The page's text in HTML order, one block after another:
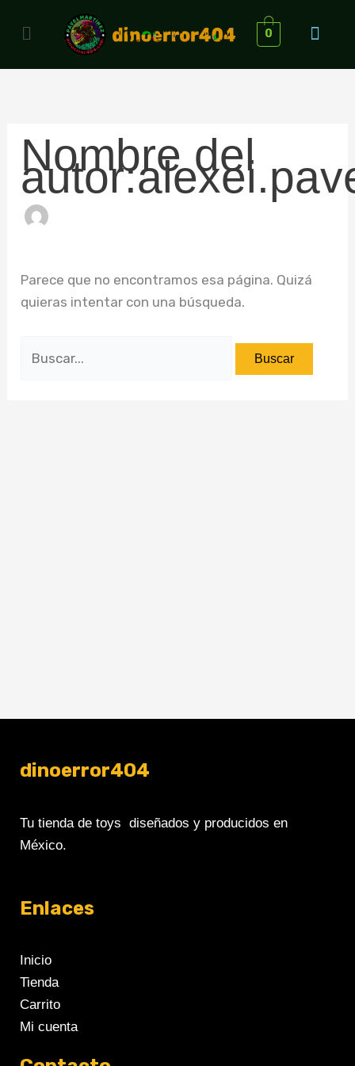
Menú 0
Nombre del
Parece que no encontramos esa página. Quizá
quieras intentar con una búsqueda.
dinoerror404
Tu tienda de toys diseñados y producidos en
México.
Enlaces
Inicio
Tienda
Carrito
Mi cuenta